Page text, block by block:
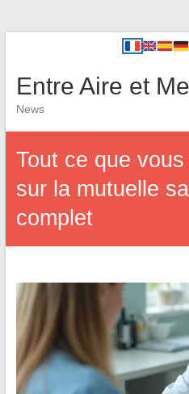
Entre Aire et
News
Tout ce que
sur la mutuelle
complet